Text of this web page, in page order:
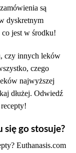
są
dyskretnym
jest w środku!
czy innych leków
czego
najwyższej
dłużej. Odwiedź
go stosuje?
Euthanasis.com